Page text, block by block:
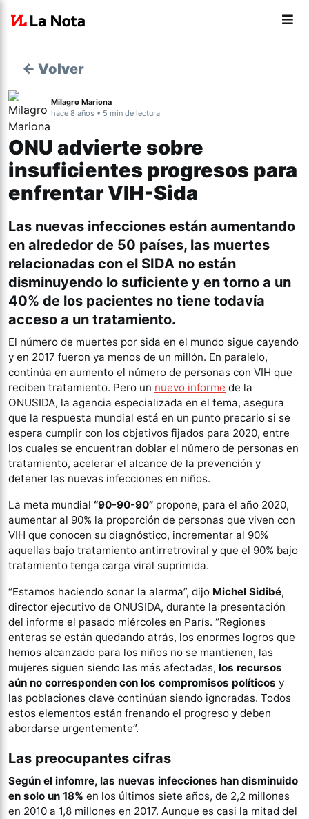
← Volver
Milagro Mariona
hace 8 años • 5 min de lectura
ONU advierte sobre
insuficientes progresos para
enfrentar VIH-Sida
Las nuevas infecciones están aumentando
en alrededor de 50 países, las muertes
relacionadas con el SIDA no están
disminuyendo lo suficiente y en torno a un
40% de los pacientes no tiene todavía
acceso a un tratamiento.
El número de muertes por sida en el mundo sigue cayendo
y en 2017 fueron ya menos de un millón. En paralelo,
continúa en aumento el número de personas con VIH que
reciben tratamiento. Pero un nuevo informe de la
ONUSIDA, la agencia especializada en el tema, asegura
que la respuesta mundial está en un punto precario si se
espera cumplir con los objetivos fijados para 2020, entre
los cuales se encuentran doblar el número de personas en
tratamiento, acelerar el alcance de la prevención y
detener las nuevas infecciones en niños.
La meta mundial “90-90-90” propone, para el año 2020,
aumentar al 90% la proporción de personas que viven con
VIH que conocen su diagnóstico, incrementar al 90%
aquellas bajo tratamiento antirretroviral y que el 90% bajo
tratamiento tenga carga viral suprimida.
“Estamos haciendo sonar la alarma”, dijo Michel Sidibé,
director ejecutivo de ONUSIDA, durante la presentación
del informe el pasado miércoles en París. “Regiones
enteras se están quedando atrás, los enormes logros que
hemos alcanzado para los niños no se mantienen, las
mujeres siguen siendo las más afectadas, los recursos
aún no corresponden con los compromisos políticos y
las poblaciones clave continúan siendo ignoradas. Todos
estos elementos están frenando el progreso y deben
abordarse urgentemente”.
Las preocupantes cifras
Según el infomre, las nuevas infecciones han disminuido
en solo un 18% en los últimos siete años, de 2,2 millones
en 2010 a 1,8 millones en 2017. Aunque es casi la mitad del